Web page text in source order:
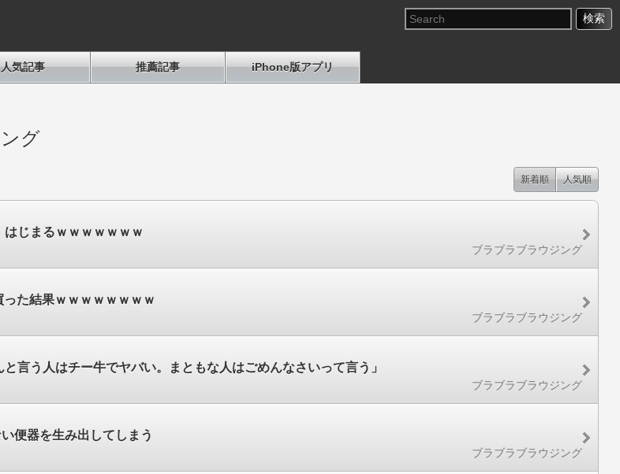
人気記事 推薦記事 iPhone版アプリ
グ
新着順 人気順
はじまるｗｗｗｗｗｗｗ
ブラブラブラウジング
った結果ｗｗｗｗｗｗｗｗ
ブラブラブラウジング
言う人はチー牛でヤバい。まともな人はごめんなさいって言う」
ブラブラブラウジング
便器を生み出してしまう
ブラブラブラウジング